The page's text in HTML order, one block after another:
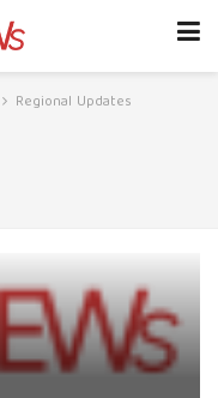
Regional Updates